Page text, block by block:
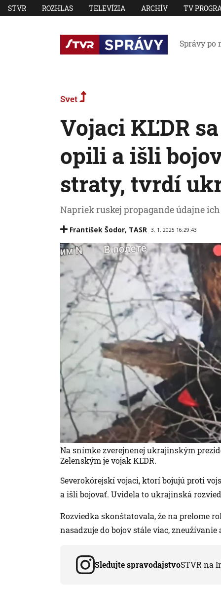
STVR ROZHLAS TELEVÍZIA ARCHÍV TV
Správy po
Svet
Vojaci KĽDR
opili a išli
straty, tvrdí
Napriek ruskej propagande údajne
František Šodor, TASR 3. 1. 2025 16:29:43
Na snímke zverejnenej ukrajinským
Zelenským je vojak KĽDR.
Severokórejskí vojaci, ktorí bojujú proti
a išli bojovať. Uvidela to ukrajinská
Rozviedka skonštatovala, že na prelome
nasadzuje do bojov stále viac,
Sledujte spravodajstvoSTVR na